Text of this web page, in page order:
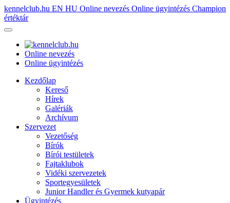
kennelclub.hu EN HU Online nevezés Online ügyintézés Champion
értéktár
Online nevezés
Online ügyintézés
Kezdőlap
Kereső
Hírek
Galériák
Archívum
Szervezet
Vezetőség
Bírók
Bírói testületek
Fajtaklubok
Vidéki szervezetek
Sportegyesületek
Junior Handler és Gyermek kutyapár
Ügyintézés